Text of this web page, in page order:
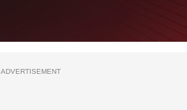
ADVERTISEMENT